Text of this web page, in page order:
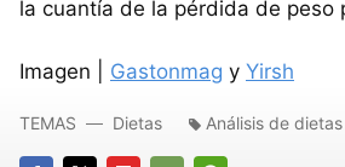
la cuantía de la pérdida de peso
Imagen | Gastonmag y Yirsh
TEMAS Dietas Análisis de